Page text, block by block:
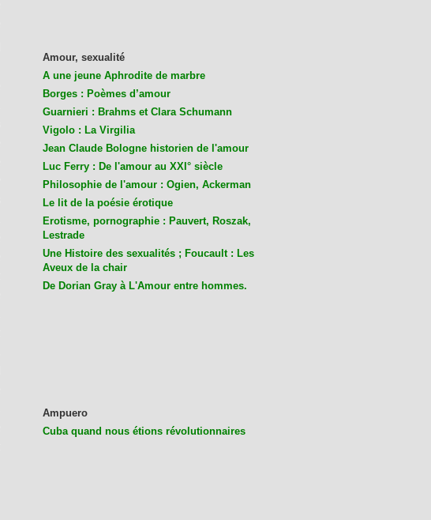
Amour, sexualité
A une jeune Aphrodite de marbre
Borges : Poèmes d’amour
Guarnieri : Brahms et Clara Schumann
Vigolo : La Virgilia
Jean Claude Bologne historien de l'amour
Luc Ferry : De l'amour au XXI° siècle
Philosophie de l'amour : Ogien, Ackerman
Le lit de la poésie érotique
Erotisme, pornographie : Pauvert, Roszak,
Lestrade
Une Histoire des sexualités ; Foucault : Les
Aveux de la chair
De Dorian Gray à L'Amour entre hommes.
Ampuero
Cuba quand nous étions révolutionnaires